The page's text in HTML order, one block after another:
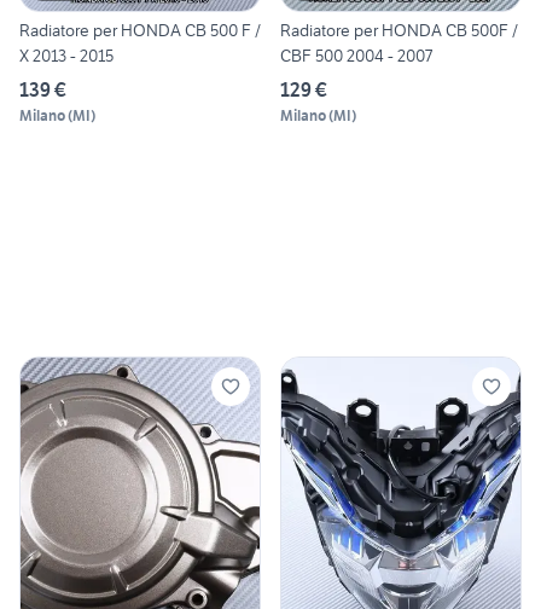
Radiatore per HONDA CB 500 F /
X 2013 - 2015
139 €
Milano(MI)
Radiatore per HONDA CB 500F /
CBF 500 2004 - 2007
129 €
Milano(MI)